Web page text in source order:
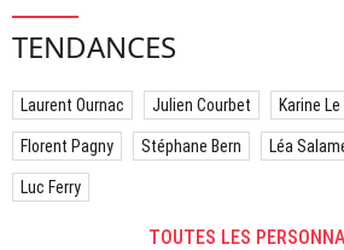
TENDANCES
Laurent Ournac Julien Courbet Karine
Florent Pagny Stéphane Bern Léa
Luc Ferry
TOUTES LES